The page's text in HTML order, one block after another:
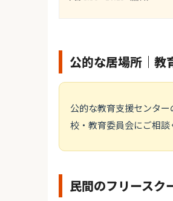
公的な居場所｜教
公的な教育支援センタ
校・教育委員会にご相談
民間のフリースク